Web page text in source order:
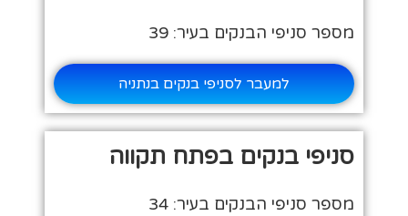
מספר סניפי הבנקים בעיר: 39
למעבר לסניפי בנקים בנתניה
סניפי בנקים בפתח תקווה
מספר סניפי הבנקים בעיר: 34